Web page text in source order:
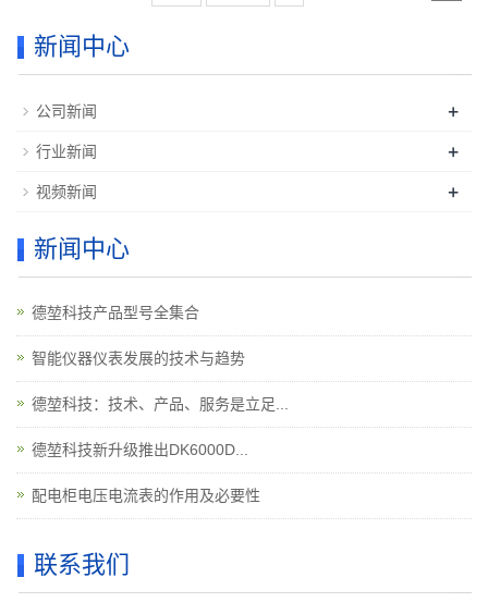
新闻中心
公司新闻 +
行业新闻 +
视频新闻 +
新闻中心
德堃科技产品型号全集合
智能仪器仪表发展的技术与趋势
德堃科技：技术、产品、服务是立足...
德堃科技新升级推出DK6000D...
配电柜电压电流表的作用及必要性
联系我们